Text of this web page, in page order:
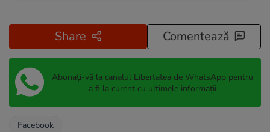
Share Comentează
Abonați-vă la canalul Libertatea de WhatsApp pentru
a fi la curent cu ultimele informații
Facebook